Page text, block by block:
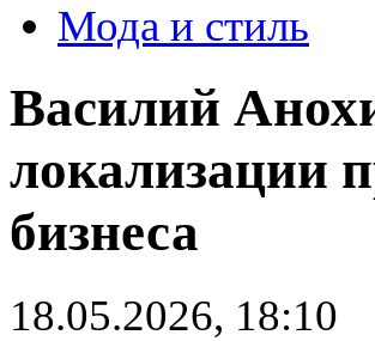
Мода и стиль
Василий
локализации
бизнеса
18.05.2026, 18:10